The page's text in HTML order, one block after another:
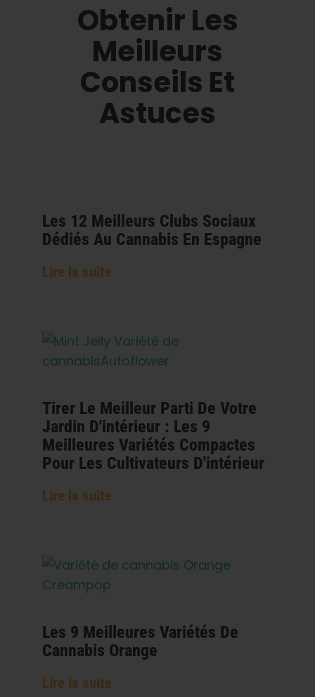
Obtenir Les
Meilleurs
Conseils Et
Astuces
Les 12 Meilleurs Clubs Sociaux
Dédiés Au Cannabis En Espagne
Lire la suite
Tirer Le Meilleur Parti De Votre
Jardin D'intérieur : Les 9
Meilleures Variétés Compactes
Pour Les Cultivateurs D'intérieur
Lire la suite
Les 9 Meilleures Variétés De
Cannabis Orange
Lire la suite